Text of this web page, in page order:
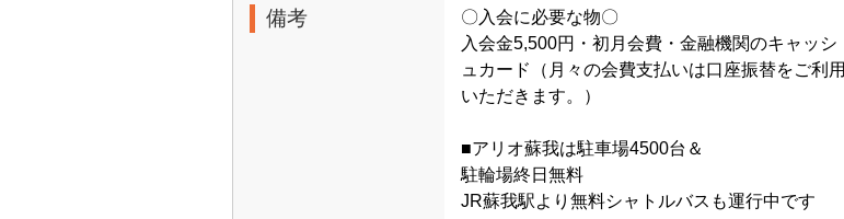
備考
〇入会に必要な物〇
入会金5,500円・初月会費・金融機関のキャッシ
ュカード（月々の会費支払いは口座振替をご利用
いただきます。）
■アリオ蘇我は駐車場4500台＆
駐輪場終日無料
JR蘇我駅より無料シャトルバスも運行中です